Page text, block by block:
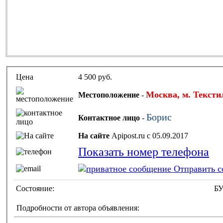
Цена 4 500 руб.
Местоположение - Москва, м.
Контактное лицо - Борис
На сайте Apipost.ru с 05.09.2017
Показать номер телефона
Отправить
Состояние: БУ
Подробности от автора объявления: